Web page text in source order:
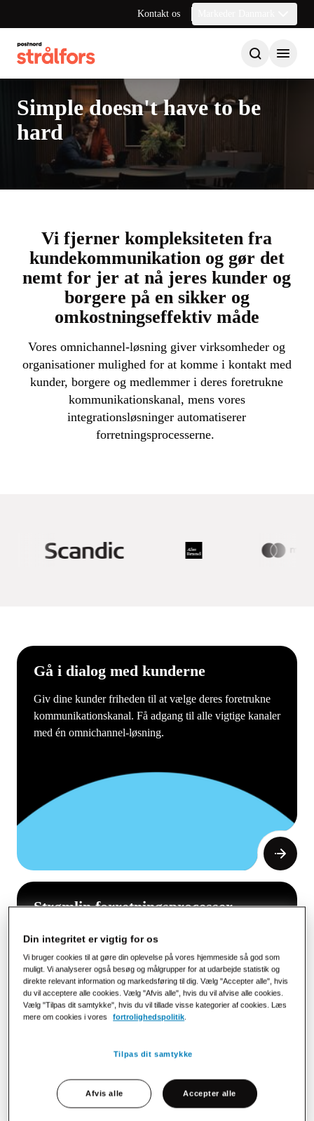
Kontakt os
Simple doesn't have to be
hard
Vi fjerner kompleksiteten fra
kundekommunikation og gør det
nemt for jer at nå jeres kunder og
borgere på en sikker og
omkostningseffektiv måde
Vores omnichannel-løsning giver virksomheder og
organisationer mulighed for at komme i kontakt med
kunder, borgere og medlemmer i deres foretrukne
kommunikationskanal, mens vores
integrationsløsninger automatiserer
forretningsprocesserne.
Gå i dialog med kunderne
Giv dine kunder friheden til at vælge deres foretrukne
kommunikationskanal. Få adgang til alle vigtige kanaler
med én omnichannel-løsning.
Strømlin forretningsprocesser
Gør administrationen lettere ved at digitalisere og
automatisere informationsudvekslingen med
forretningspartnere og internt i organisationen.
Din integritet er vigtig for os
Vi bruger cookies til at gøre din oplevelse på vores hjemmeside så god som
muligt. Vi analyserer også besøg og målgrupper for at udarbejde statistik og
direkte relevant information og markedsføring til dig. Vælg "Accepter alle", hvis
du vil acceptere alle cookies. Vælg "Afvis alle", hvis du vil afvise alle cookies.
Vælg "Tilpas dit samtykke", hvis du vil tillade visse kategorier af cookies. Læs
mere om cookies i vores
fortrolighedspolitik.
Tilpas dit samtykke
Afvis alle Accepter alle